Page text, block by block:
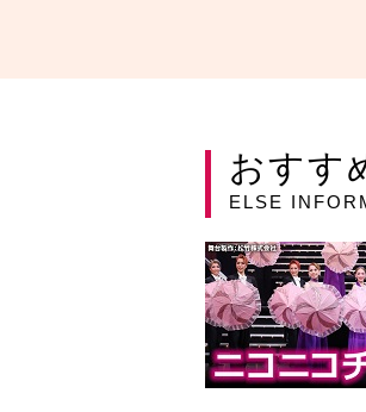
おすす
ELSE